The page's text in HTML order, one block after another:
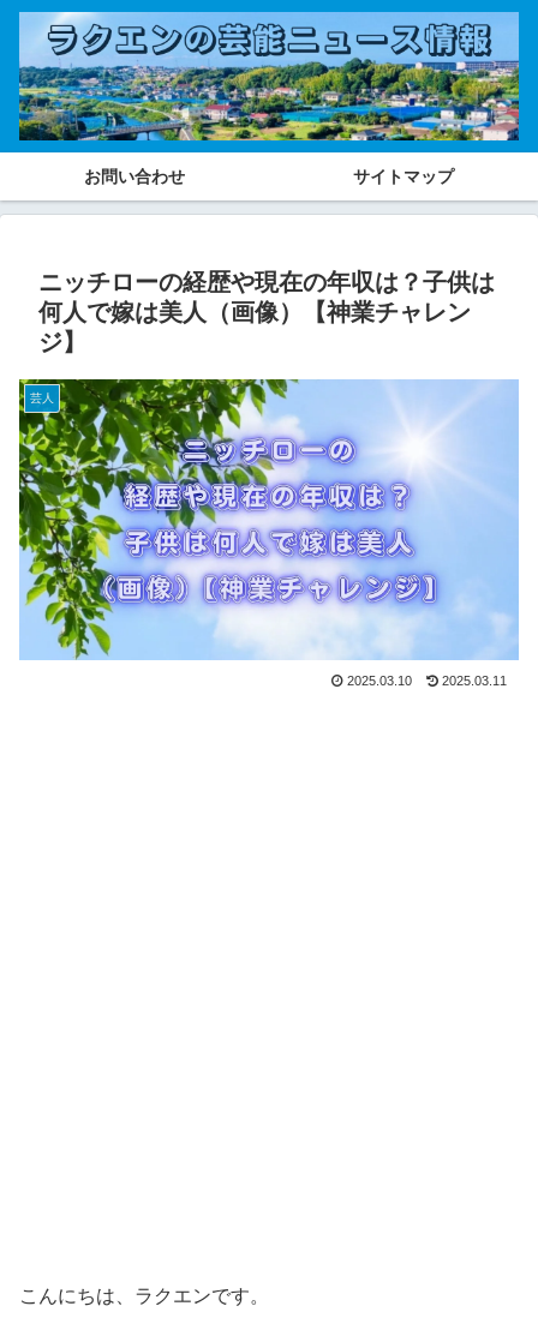
お問い合わせ サイトマップ
ニッチローの経歴や現在の年収は？子供は
何人で嫁は美人（画像）【神業チャレン
ジ】
芸人
2025.03.10 2025.03.11
こんにちは、ラクエンです。